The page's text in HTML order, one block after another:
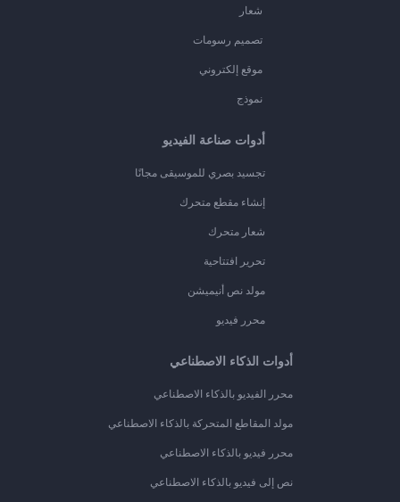
شعار
تصميم رسومات
موقع إلكتروني
نموذج
أدوات صناعة الفيديو
تجسيد بصري للموسيقى مجانًا
إنشاء مقطع متحرك
شعار متحرك
تحرير افتتاحية
مولد نص أنيميشن
محرر فيديو
أدوات الذكاء الاصطناعي
محرر الفيديو بالذكاء الاصطناعي
مولد المقاطع المتحركة بالذكاء الاصطناعي
محرر فيديو بالذكاء الاصطناعي
نص إلى فيديو بالذكاء الاصطناعي